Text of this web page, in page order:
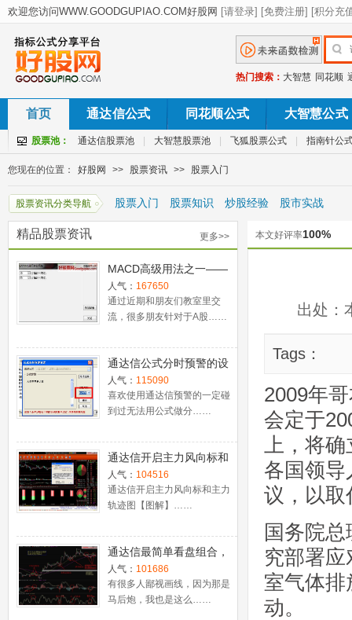
热门搜索： 大智慧 同花顺
首页 通达信公式 同花顺公式 大智慧公式
股票池： 通达信股票池 大智慧股票池 飞狐股票公式 指南针公
您现在的位置： 好股网 >> 股票资讯 >> 股票入门
股票资讯分类导航 股票入门 股票知识 炒股经验 股市实战
精品股票资讯 更多>>
MACD高级用法之一——
稳健买入法+2点卖出法
人气： 167650
通过近期和朋友们教室里交
流，很多朋友针对于A股……
通达信公式分时预警的设
置
人气： 115090
喜欢使用通达信预警的一定碰
到过无法用公式做分……
通达信开启主力风向标和
主力轨迹图【图解】
人气： 104516
通达信开启主力风向标和主力
轨迹图【图解】……
通达信最简单看盘组合，
抓强势股双头的超短线盈
利－－之五（均线战法找
心脏）
人气： 101686
有很多人鄙视画线，因为那是
马后炮，我也是这么……
本文好评率100%
出处：
Tags：
2009年
会定于
上，将确
各国领
议，以取
国务院
究部署
室气体
动。